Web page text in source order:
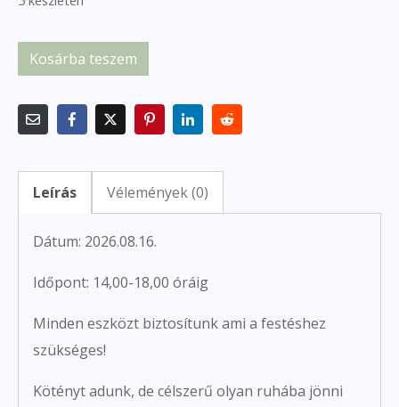
Kosárba teszem
Leírás Vélemények (0)
Dátum: 2026.08.16.
Időpont: 14,00-18,00 óráig
Minden eszközt biztosítunk ami a festéshez
szükséges!
Kötényt adunk, de célszerű olyan ruhába jönni